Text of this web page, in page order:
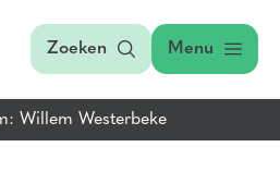
Zoeken Menu
Willem Westerbeke